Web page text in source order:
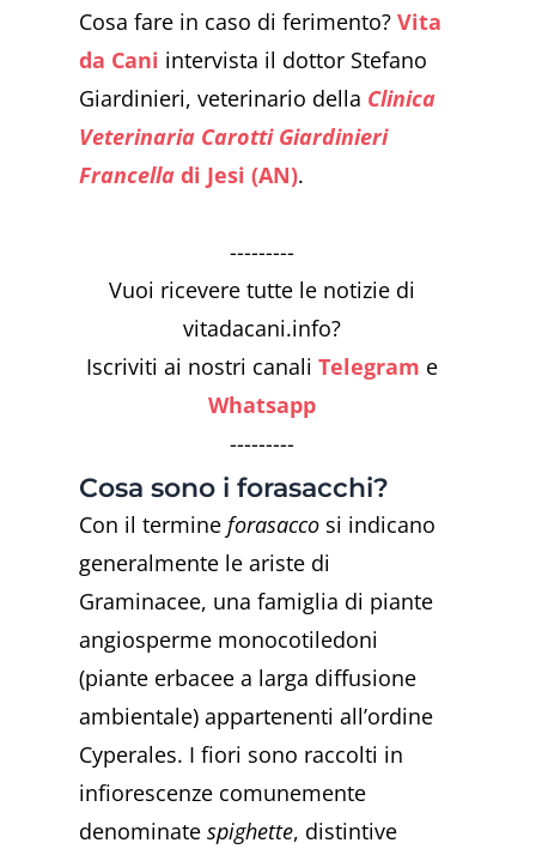
Cosa fare in caso di ferimento?Vita
da Cani intervista il dottor Stefano
Giardinieri, veterinario della Clinica
Veterinaria Carotti Giardinieri
Francella di Jesi (AN).
---------
Vuoi ricevere tutte le notizie di
vitadacani.info?
Iscriviti ai nostri canaliTelegram e
Whatsapp
---------
Cosa sono i forasacchi?
Con il termine forasacco si indicano
generalmente le ariste di
Graminacee, una famiglia di piante
angiosperme monocotiledoni
(piante erbacee a larga diffusione
ambientale) appartenenti all’ordine
Cyperales. I fiori sono raccolti in
infiorescenze comunemente
denominatespighette, distintive